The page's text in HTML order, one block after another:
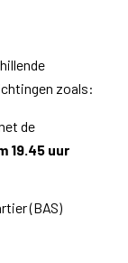
zoals:
de
19.45 uur
(BAS)